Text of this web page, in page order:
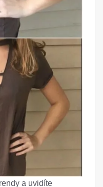
a uvidíte